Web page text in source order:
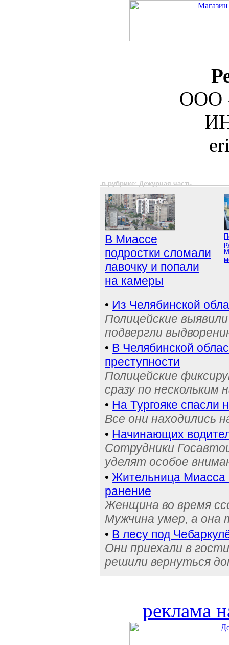
ООО
в рубрике: Дежурная часть
В Миассе
подростки сломали
лавочку и попали
на камеры
• Из Челябинской
Полицейские
подвергли
• В Челябинской
преступности
Полицейские
сразу по нескольким
• На Тургояке спасли
Все они находились
• Начинающих
Сотрудники
уделят особое
• Жительница Миасса
ранение
Женщина во время
Мужчина умер, а она
• В лесу под
Они приехали в
решили вернуться
реклама